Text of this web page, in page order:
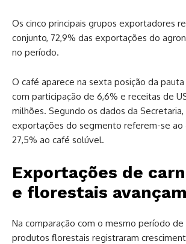
Os cinco principais grupos exportadores
conjunto, 72,9% das exportações do
no período.
O café aparece na sexta posição da
com participação de 6,6% e receitas de
milhões. Segundo os dados da
exportações do segmento referem-se ao
27,5% ao café solúvel.
Exportações de
e florestais avançam
Na comparação com o mesmo período de
produtos florestais registraram